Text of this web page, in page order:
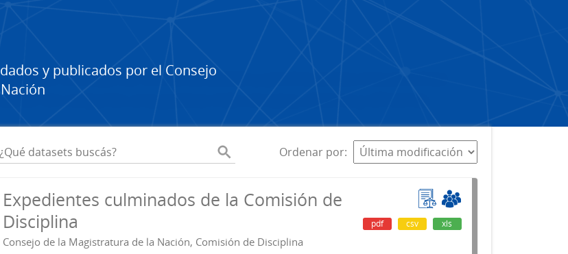
y publicados por el Consejo
Ordenar por
Expedientes culminados de la Comisión de
Disciplina
Consejo de la Magistratura de la Nación, Comisión de Disciplina
pdf csv xls